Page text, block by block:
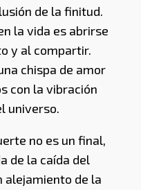
de la finitud.
la vida es abrirse
y al compartir.
chispa de amor
con la vibración
universo.
no es un final,
de la caída del
alejamiento de la